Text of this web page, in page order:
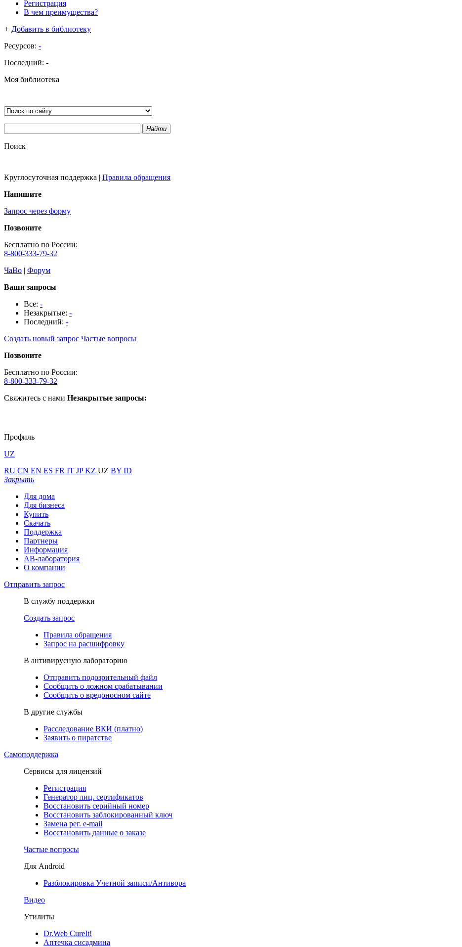
Регистрация
В чем преимущества?
+ Добавить в библиотеку
Ресурсов: -
Последний: -
Моя библиотека
Найти
Поиск
Круглосуточная поддержка | Правила обращения
Напишите
Запрос через форму
Позвоните
Бесплатно по России:
8-800-333-79-32
ЧаВо | Форум
Ваши запросы
Все: -
Незакрытые: -
Последний: -
Создать новый запрос Частые вопросы
Позвоните
Бесплатно по России:
8-800-333-79-32
Свяжитесь с нами Незакрытые запросы:
Профиль
UZ
RU CN EN ES FR IT JPKZ UZ BY ID
Закрыть
Для дома
Для бизнеса
Купить
Скачать
Поддержка
Партнеры
Информация
АВ-лаборатория
О компании
Отправить запрос
В службу поддержки
Создать запрос
Правила обращения
Запрос на расшифровку
В антивирусную лабораторию
Отправить подозрительный файл
Сообщить о ложном срабатывании
Сообщить о вредоносном сайте
В другие службы
Расследование ВКИ (платно)
Заявить о пиратстве
Самоподдержка
Сервисы для лицензий
Регистрация
Генератор лиц. сертификатов
Восстановить серийный номер
Восстановить заблокированный ключ
Замена рег. e-mail
Восстановить данные о заказе
Частые вопросы
Для Android
Разблокировка Учетной записи/Антивора
Видео
Утилиты
Dr.Web CureIt!
Аптечка сисадмина